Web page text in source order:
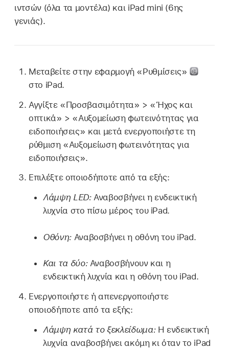
ιντσών (όλα τα μοντέλα) και iPad mini (6ης
γενιάς).
Μεταβείτε στην εφαρμογή «Ρυθμίσεις»
στο iPad.
Αγγίξτε «Προσβασιμότητα» > «Ήχος και
οπτικά» > «Αυξομείωση φωτεινότητας για
ειδοποιήσεις» και μετά ενεργοποιήστε τη
ρύθμιση «Αυξομείωση φωτεινότητας για
ειδοποιήσεις».
Επιλέξτε οποιοδήποτε από τα εξής:
Λάμψη LED:Αναβοσβήνει η ενδεικτική
λυχνία στο πίσω μέρος του iPad.
Οθόνη:Αναβοσβήνει η οθόνη του iPad.
Και τα δύο:Αναβοσβήνουν και η
ενδεικτική λυχνία και η οθόνη του iPad.
Ενεργοποιήστε ή απενεργοποιήστε
οποιοδήποτε από τα εξής:
Λάμψη κατά το ξεκλείδωμα:Η ενδεικτική
λυχνία αναβοσβήνει ακόμη κι όταν το iPad